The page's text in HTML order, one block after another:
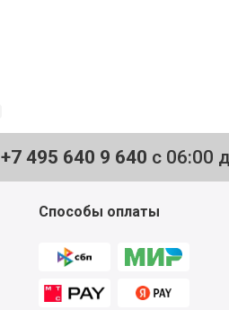
+7 495 640 9 640 с 06:00
Способы оплаты